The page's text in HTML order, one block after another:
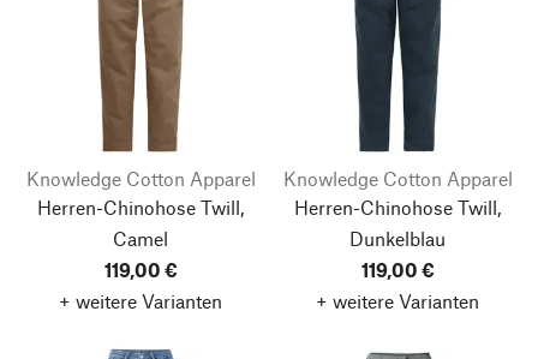
Knowledge Cotton Apparel
Herren-Chinohose Twill,
Camel
119,00 €
+ weitere Varianten
Knowledge Cotton Apparel
Herren-Chinohose Twill,
Dunkelblau
119,00 €
+ weitere Varianten